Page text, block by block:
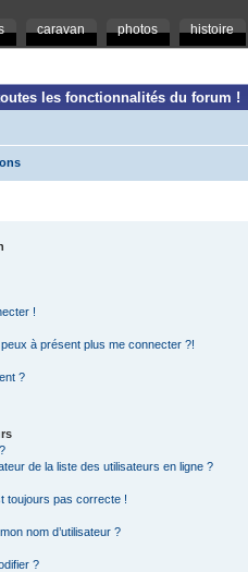
caravan photos histoire
les fonctionnalités du forum !
!
à présent plus me connecter ?!
?
de la liste des utilisateurs en ligne ?
toujours pas correcte !
nom d’utilisateur ?
?